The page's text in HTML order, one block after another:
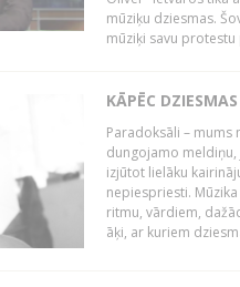
mūziķu dziesmas.
mūziķi savu
KĀPĒC
Paradoksāli – mums
dungojamo
izjūtot lielāku
nepiespriesti.
ritmu, vārdiem,
āķi, ar kuriem